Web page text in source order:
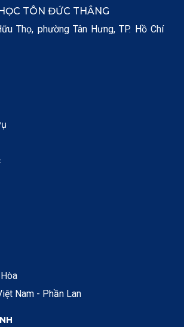
TÔN ĐỨC THẮNG
Thọ, phường Tân Hưng, TP. Hồ Chí
Nam - Phần Lan